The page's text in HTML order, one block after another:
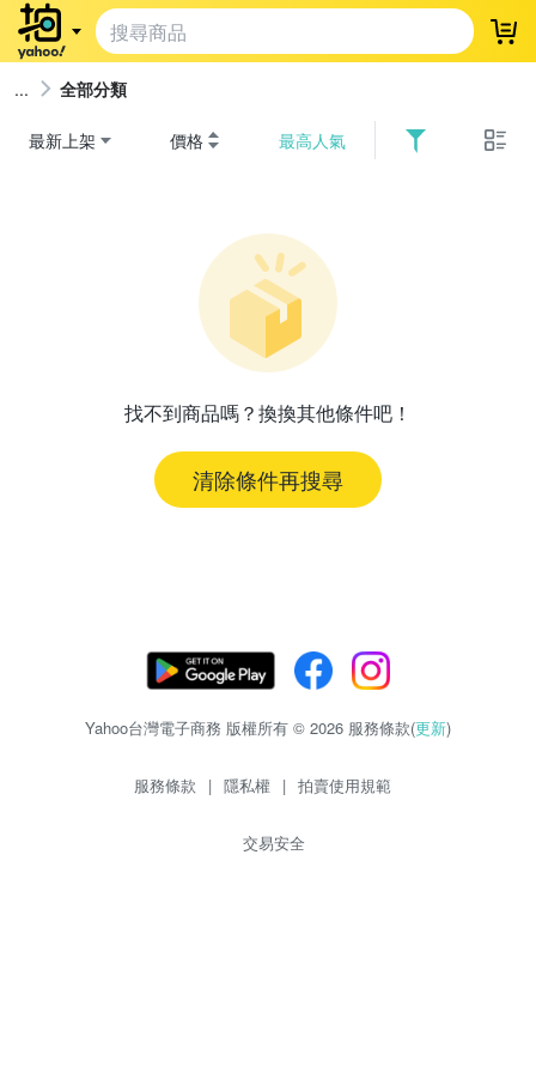
登
全部分類
最新上架 價格 最高人氣
找不到商品嗎？換換其他條件吧！
清除條件再搜尋
Yahoo台灣電子商務 版權所有 © 2026 服務條款(更新)
服務條款 | 隱私權 | 拍賣使用規範
交易安全